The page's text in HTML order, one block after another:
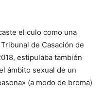
el culo como una
de Casación de
estipulaba también
ámbito sexual de un
(a modo de broma)